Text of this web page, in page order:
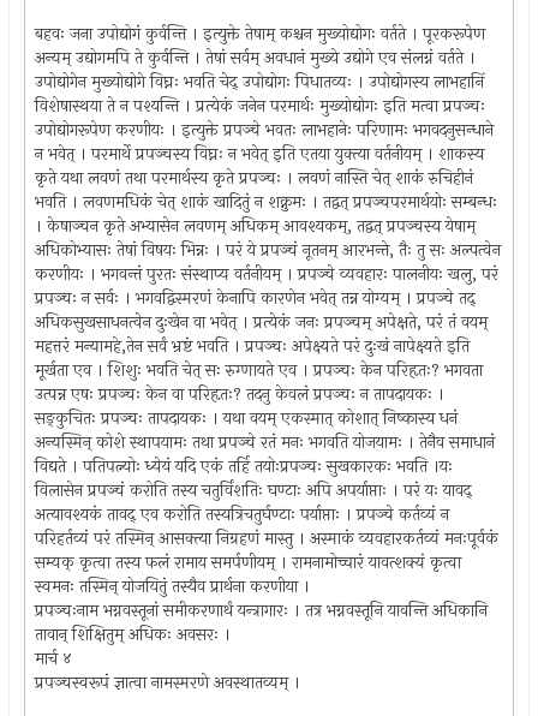
बहवः जना उपोद्योगं कुर्वन्ति । इत्युक्ते तेषाम् कश्चन मुख्योद्योगः वर्तते । पूरकरूपेण
अन्यम् उद्योगमपि ते कुर्वन्ति । तेषां सर्वम् अवधानं मुख्ये उद्योगे एव संलग्नं वर्तते ।
उपोद्योगेन मुख्योद्योगे विघ्नः भवति चेद् उपोद्योगः पिधातव्यः । उपोद्योगस्य लाभहानिं
विशेषास्थया ते न पश्यन्ति । प्रत्येकं जनेन परमार्थः मुख्योद्योगः इति मत्वा प्रपञ्चः
उपोद्योगरूपेण करणीयः । इत्युक्ते प्रपञ्चे भवतः लाभहानेः परिणामः भगवदनुसन्धाने
न भवेत् । परमार्थे प्रपञ्चस्य विघ्नः न भवेत् इति एतया युक्त्या वर्तनीयम् । शाकस्य
कृते यथा लवणं तथा परमार्थस्य कृते प्रपञ्चः । लवणं नास्ति चेत् शाकं रुचिहीनं
भवति । लवणमधिकं चेत् शाकं खादितुं न शक्नुमः । तद्वत् प्रपञ्चपरमार्थयोः सम्बन्धः
। केषाञ्चन कृते अभ्यासेन लवणम् अधिकम् आवश्यकम्, तद्वत् प्रपञ्चस्य येषाम्
अधिकोभ्यासः तेषां विषयः भिन्नः । परं ये प्रपञ्चं नूतनम् आरभन्ते, तैः तु सः अल्पत्वेन
करणीयः । भगवन्तं पुरतः संस्थाप्य वर्तनीयम् । प्रपञ्चे व्यवहारः पालनीयः खलु, परं
प्रपञ्चः न सर्वः । भगवद्विस्मरणं केनापि कारणेन भवेत् तन्न योग्यम् । प्रपञ्चे तद्
अधिकसुखसाधनत्वेन दुःखेन वा भवेत् । प्रत्येकं जनः प्रपञ्चम् अपेक्षते, परं तं वयम्
महत्तरं मन्यामहे,तेन सर्वं भ्रष्टं भवति । प्रपञ्चः अपेक्ष्यते परं दुःखं नापेक्ष्यते इति
मूर्खता एव । शिशुः भवति चेत् सः रुग्णायते एव । प्रपञ्चः केन परिहृतः? भगवता
उत्पन्न एषः प्रपञ्चः केन वा परिहृतः? तदनु केवलं प्रपञ्चः न तापदायकः ।
सङ्कुचितः प्रपञ्चः तापदायकः । यथा वयम् एकस्मात् कोशात् निष्कास्य धनं
अन्यस्मिन् कोशे स्थापयामः तथा प्रपञ्चे रतं मनः भगवति योजयामः । तेनैव समाधानं
विद्यते । पतिपत्न्योः ध्येयं यदि एकं तर्हि तयोःप्रपञ्चः सुखकारकः भवति ।यः
विलासेन प्रपञ्चं करोति तस्य चतुर्विंशतिः घण्टाः अपि अपर्याप्ताः । परं यः यावद्
अत्यावश्यकं तावद् एव करोति तस्यत्रिचतुर्घण्टाः पर्याप्ताः । प्रपञ्चे कर्तव्यं न
परिहर्तव्यं परं तस्मिन् आसक्त्या निग्रहणं मास्तु । अस्माकं व्यवहारकर्तव्यं मनःपूर्वकं
सम्यक् कृत्वा तस्य फलं रामाय समर्पणीयम् । रामनामोच्चारं यावत्शक्यं कृत्वा
स्वमनः तस्मिन् योजयितुं तस्यैव प्रार्थना करणीया ।
प्रपञ्चःनाम भग्नवस्तूनां समीकरणार्थं यन्त्रागारः । तत्र भग्नवस्तूनि यावन्ति अधिकानि
तावान् शिक्षितुम् अधिकः अवसरः ।
मार्च ४
प्रपञ्चस्वरूपं ज्ञात्वा नामस्मरणे अवस्थातव्यम् ।